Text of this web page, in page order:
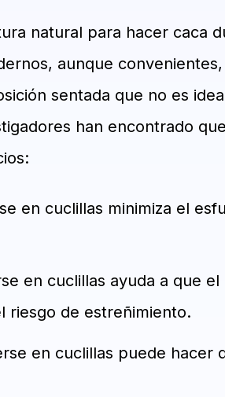
natural para hacer caca
aunque
sentada que no es
han encontrado
en cuclillas minimiza el
en cuclillas ayuda a que
riesgo de estreñimiento.
en cuclillas puede hacer